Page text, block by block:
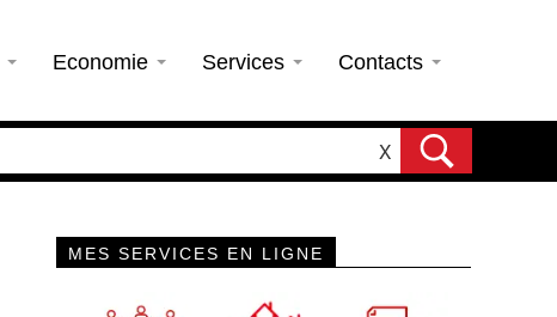
Economie Services Contacts
X
MES SERVICES EN LIGNE